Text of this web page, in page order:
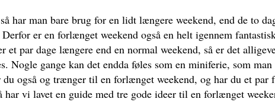
har man bare brug for en lidt længere weekend, end de to
er en forlænget weekend også en helt igennem
et par dage længere end en normal weekend, så er det
Nogle gange kan det endda føles som en miniferie, som
du også og trænger til en forlænget weekend, og har du et par
har vi lavet en guide med tre gode ideer til en forlænget